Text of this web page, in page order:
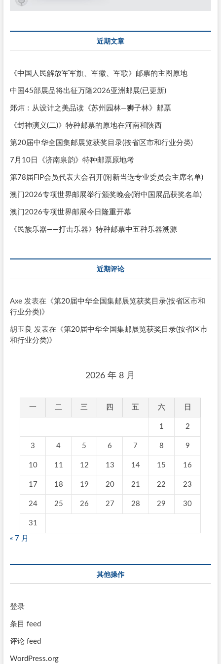
近期文章
《中国人民解放军军旗、军徽、军歌》邮票的主图原地
中国45部展品将出征万隆2026亚洲邮展(已更新)
郑炜：从设计之美品读《苏州园林—狮子林》邮票
《封神演义(二)》特种邮票的原地在河南和陕西
第20届中华全国集邮展览获奖目录(按省区市和行业分类)
7月10日《济南泉韵》特种邮票原地考
第78届FIP会员代表大会召开(附新当选专业委员会主席名单)
澳门2026专项世界邮展举行颁奖晚会(附中国展品获奖名单)
澳门2026专项世界邮展今日隆重开幕
《民族乐器——打击乐器》特种邮票中五种乐器溯源
近期评论
Axe发表在《第20届中华全国集邮展览获奖目录(按省区市和
行业分类)》
胡玉良 发表在《第20届中华全国集邮展览获奖目录(按省区市
和行业分类)》
2026 年 8 月
一 二 三 四 五 六 日
1 2
3 4 5 6 7 8 9
10 11 12 13 14 15 16
17 18 19 20 21 22 23
24 25 26 27 28 29 30
31
« 7 月
其他操作
登录
条目 feed
评论 feed
WordPress.org